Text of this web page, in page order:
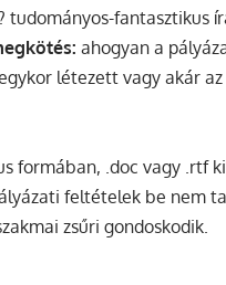
fantasztikus
ahogyan a
létezett vagy akár
formában, .doc vagy .rtf
feltételek be nem
zsűri gondoskodik.